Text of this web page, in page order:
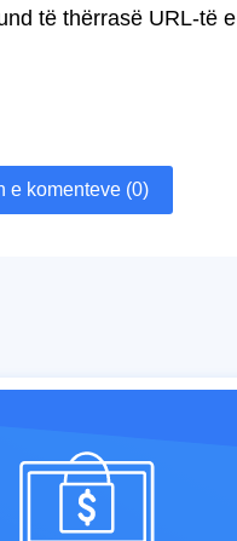
të thërrasë URL-të e
e komenteve (0)